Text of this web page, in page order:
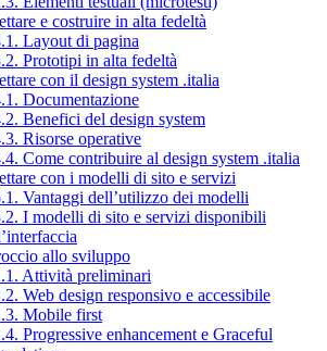
e costruire in alta fedeltà
Layout di pagina
Prototipi in alta fedeltà
con il design system .italia
Documentazione
Benefici del design system
Risorse operative
Come contribuire al design system .italia
con i modelli di sito e servizi
Vantaggi dell’utilizzo dei modelli
I modelli di sito e servizi disponibili
allo sviluppo
Attività preliminari
Web design responsivo e accessibile
Mobile first
Progressive enhancement e Graceful